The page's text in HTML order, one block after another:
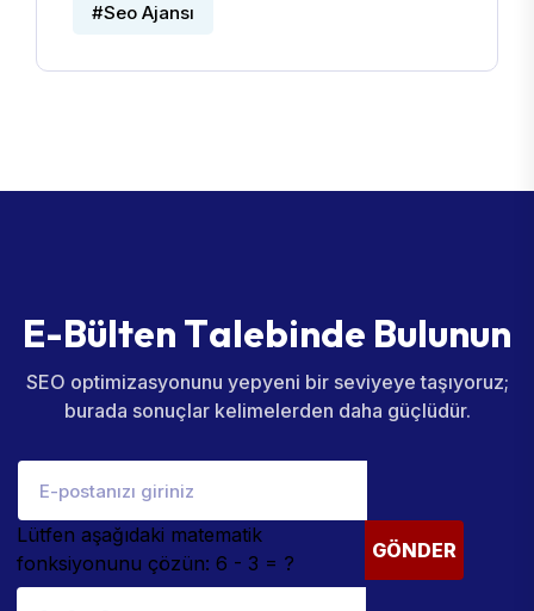
#Seo Ajansı
E-Bülten Talebinde Bulunun
SEO optimizasyonunu yepyeni bir seviyeye taşıyoruz;
burada sonuçlar kelimelerden daha güçlüdür.
Lütfen aşağıdaki matematik
fonksiyonunu çözün: 6 - 3 = ?
GÖNDER